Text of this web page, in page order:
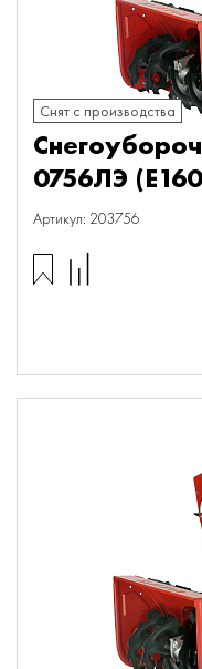
Снят с производства
0756ЛЭ
Артикул: 203756